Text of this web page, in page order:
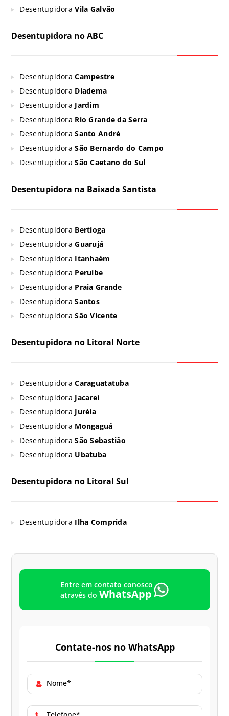
DesentupidoraVila Galvão
Desentupidora no ABC
DesentupidoraCampestre
Desentupidora Diadema
Desentupidora Jardim
Desentupidora Rio Grande da Serra
DesentupidoraSanto André
DesentupidoraSão Bernardo do Campo
DesentupidoraSão Caetano do Sul
Desentupidora na Baixada Santista
Desentupidora Bertioga
DesentupidoraGuarujá
Desentupidora Itanhaém
Desentupidora Peruíbe
Desentupidora Praia Grande
DesentupidoraSantos
DesentupidoraSão Vicente
Desentupidora no Litoral Norte
DesentupidoraCaraguatatuba
Desentupidora Jacareí
Desentupidora Juréia
Desentupidora Mongaguá
DesentupidoraSão Sebastião
Desentupidora Ubatuba
Desentupidora no Litoral Sul
Desentupidora Ilha Comprida
Entre em contato conosco
através do WhatsApp
Contate-nos no WhatsApp
Nome*